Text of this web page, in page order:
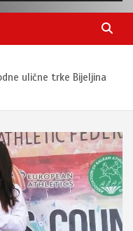
ulične trke Bijeljina